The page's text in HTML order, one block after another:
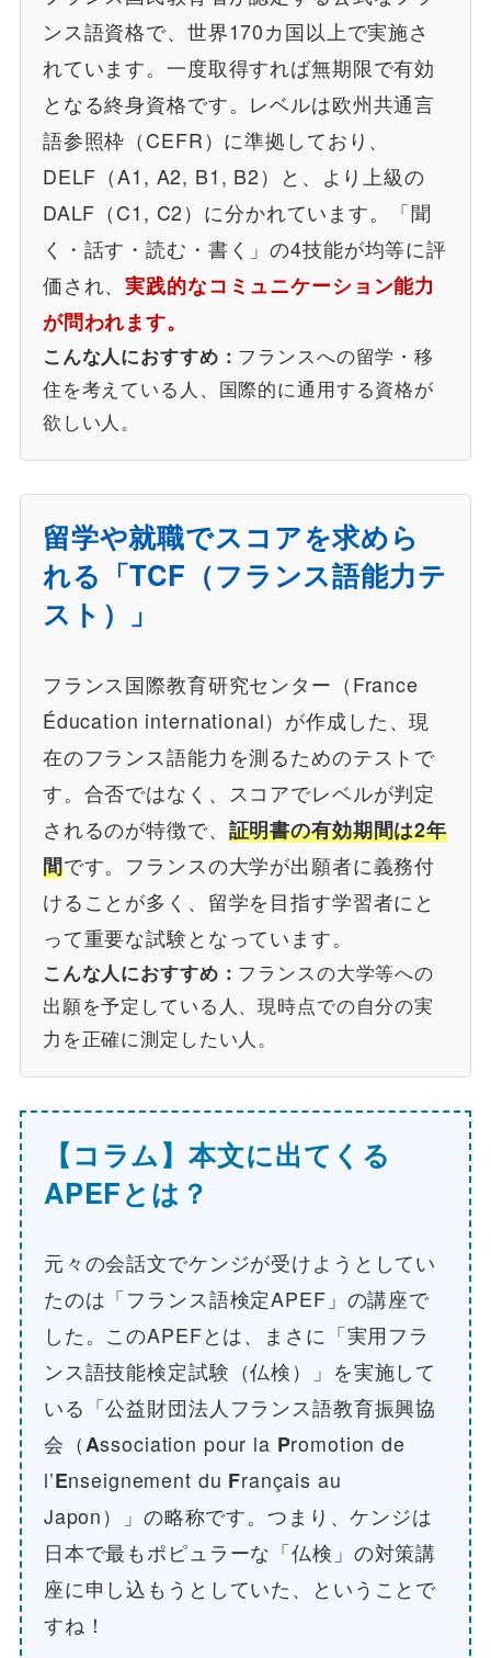
ンス語資格で、世界170カ国以上で実施さ
れています。一度取得すれば無期限で有効
となる終身資格です。レベルは欧州共通言
語参照枠（CEFR）に準拠しており、
DELF（A1, A2, B1, B2）と、より上級の
DALF（C1, C2）に分かれています。「聞
く・話す・読む・書く」の4技能が均等に評
価され、実践的なコミュニケーション能力
が問われます。
こんな人におすすめ： フランスへの留学・移
住を考えている人、国際的に通用する資格が
欲しい人。
留学や就職でスコアを求めら
れる「TCF（フランス語能力テ
スト）」
フランス国際教育研究センター（France
Éducation international）が作成した、現
在のフランス語能力を測るためのテストで
す。合否ではなく、スコアでレベルが判定
されるのが特徴で、 証明書の有効期間は2年
間です。フランスの大学が出願者に義務付
けることが多く、留学を目指す学習者にと
って重要な試験となっています。
こんな人におすすめ： フランスの大学等への
出願を予定している人、現時点での自分の実
力を正確に測定したい人。
【コラム】本文に出てくる
APEFとは？
元々の会話文でケンジが受けようとしてい
たのは「フランス語検定APEF」の講座で
した。このAPEFとは、まさに「実用フラ
ンス語技能検定試験（仏検）」を実施して
いる「公益財団法人フランス語教育振興協
会（Association pour la Promotion de
l’Enseignement du Français au
Japon）」の略称です。つまり、ケンジは
日本で最もポピュラーな「仏検」の対策講
座に申し込もうとしていた、ということで
すね！